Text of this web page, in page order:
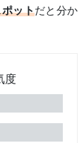
ットだと分か
度